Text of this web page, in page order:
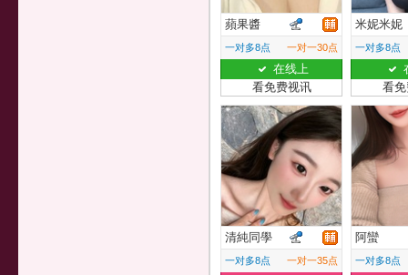
蘋果醬
一对多8点 一对一30点
在线上
看免费视讯
米妮米妮
一对多8点
看
清純同學
一对多8点 一对一35点
阿蠻
一对多8点